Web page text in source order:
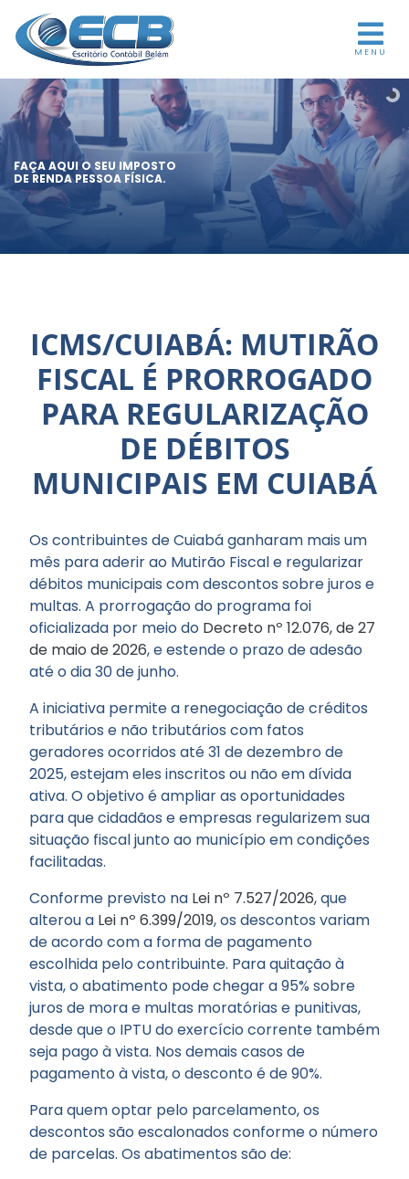
MENU
FAÇA AQUI O SEU IMPOSTO
DE RENDA PESSOA FÍSICA.
ICMS/CUIABÁ: MUTIRÃO
FISCAL É PRORROGADO
PARA REGULARIZAÇÃO
DE DÉBITOS
MUNICIPAIS EM CUIABÁ
Os contribuintes de Cuiabá ganharam mais um
mês para aderir ao Mutirão Fiscal e regularizar
débitos municipais com descontos sobre juros e
multas. A prorrogação do programa foi
oficializada por meio do Decreto nº 12.076, de 27
de maio de 2026, e estende o prazo de adesão
até o dia 30 de junho.
A iniciativa permite a renegociação de créditos
tributários e não tributários com fatos
geradores ocorridos até 31 de dezembro de
2025, estejam eles inscritos ou não em dívida
ativa. O objetivo é ampliar as oportunidades
para que cidadãos e empresas regularizem sua
situação fiscal junto ao município em condições
facilitadas.
Conforme previsto na Lei nº 7.527/2026, que
alterou a Lei nº 6.399/2019, os descontos variam
de acordo com a forma de pagamento
escolhida pelo contribuinte. Para quitação à
vista, o abatimento pode chegar a 95% sobre
juros de mora e multas moratórias e punitivas,
desde que o IPTU do exercício corrente também
seja pago à vista. Nos demais casos de
pagamento à vista, o desconto é de 90%.
Para quem optar pelo parcelamento, os
descontos são escalonados conforme o número
de parcelas. Os abatimentos são de: